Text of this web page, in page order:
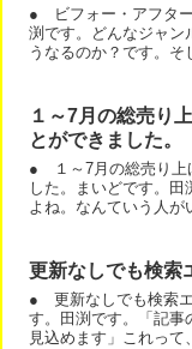
● ビフォー・アフタ
渕です。どんなジャン
うなるのか？です。そ
１～7月の総売り
とができました。
● １～7月の総売り上
した。まいどです。
よね。なんていう人が
更新なしでも検索
● 更新なしでも検索
す。田渕です。「記事
見込めます」これっ